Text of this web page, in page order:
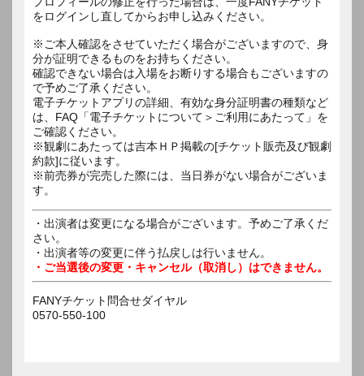
をログインし直してからお申し込みください。
※ご本人確認をさせていただく場合がございますので、身
分が証明できるものをお持ちください。
確認できない場合は入場をお断りする場合もございますの
で予めご了承ください。
電子チケットアプリの詳細、有効な身分証明書の種類など
は、FAQ「電子チケットについて＞ご利用にあたって」を
ご確認ください。
※観劇にあたっては吉本ＨＰ掲載の[チケット販売及び観劇
約款]に従います。
※前売券が完売した際には、当日券がない場合がございま
す。
・出演者は変更になる場合がございます。予めご了承くだ
さい。
・出演者等の変更に伴う払戻しは行いません。
・ご当選後の変更・キャンセル（取消し）はできません。
FANYチケット問合せダイヤル
0570-550-100